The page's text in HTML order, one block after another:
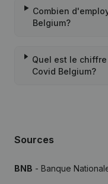
Combien
Belgium?
Quel est le
Covid Belgium?
Sources
BNB - Banque